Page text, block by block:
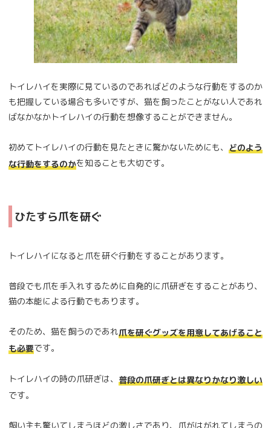
トイレハイを実際に見ているのであればどのような行動をするのか
も把握している場合も多いですが、猫を飼ったことがない人であれ
ばなかなかトイレハイの行動を想像することができません。
初めてトイレハイの行動を見たときに驚かないためにも、 どのよう
な行動をするのかを知ることも大切です。
ひたすら爪を研ぐ
トイレハイになると爪を研ぐ行動をすることがあります。
普段でも爪を手入れするために自発的に爪研ぎをすることがあり、
猫の本能による行動でもあります。
そのため、猫を飼うのであれ爪を研ぐグッズを用意してあげること
も必要です。
トイレハイの時の爪研ぎは、 普段の爪研ぎとは異なりかなり激しい
です。
飼い主も驚いてしまうほどの激しさであり、爪がはがれてしまうの